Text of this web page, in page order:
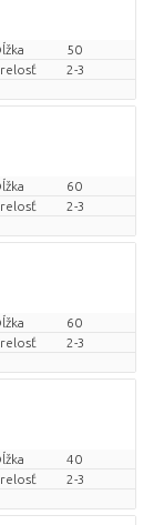
50
2-3
60
2-3
60
2-3
40
2-3